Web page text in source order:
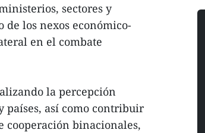
sectores y
de los nexos económico-
en el combate
la percepción
países, así como contribuir
cooperación binacionales,